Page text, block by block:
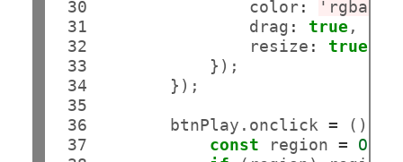
30
31
32
33
34
35
36
37
                color
:
                drag
: true,
                resize
:
true
            });
        });
        btnPlay.onclick
= ()
const region =